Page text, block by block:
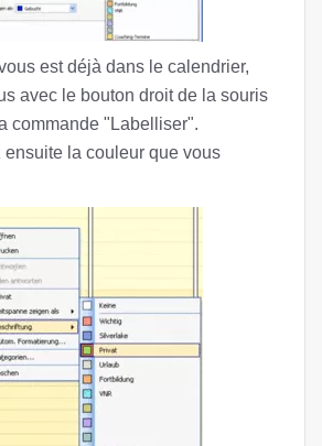
est déjà dans le calendrier,
avec le bouton droit de la souris
commande "Labelliser".
ensuite la couleur que vous